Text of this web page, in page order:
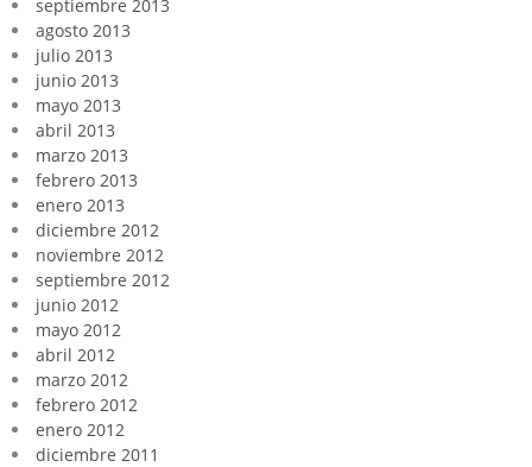
septiembre 2013
agosto 2013
julio 2013
junio 2013
mayo 2013
abril 2013
marzo 2013
febrero 2013
enero 2013
diciembre 2012
noviembre 2012
septiembre 2012
junio 2012
mayo 2012
abril 2012
marzo 2012
febrero 2012
enero 2012
diciembre 2011